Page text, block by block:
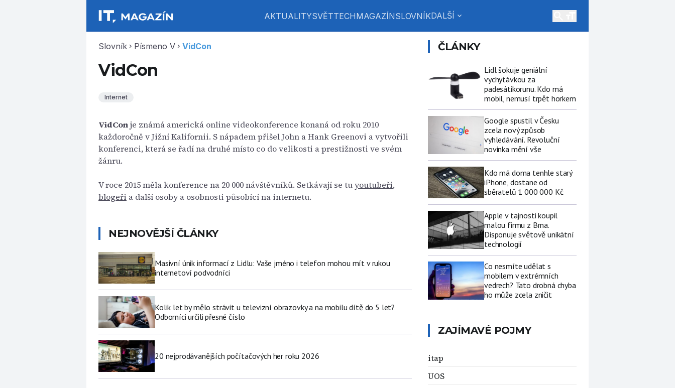
AKTUALITYSVĚTTECHMAGAZÍNSLOVNÍKDALŠÍ expand_more
Slovník chevron_right Písmeno V chevron_right VidCon
VidCon
Internet
VidConje známá americká online videokonference konaná od roku 2010
každoročně v Jižní Kalifornii. S nápadem přišel John a Hank Greenovi a vytvořili
konferenci, která se řadí na druhé místo co do velikosti a prestižnosti ve svém
žánru.
V roce 2015 měla konference na 20 000 návštěvníků. Setkávají se tuyoutubeři,
blogeři a další osoby a osobnosti působící na internetu.
NEJNOVĚJŠÍ ČLÁNKY
Masivní únik informací z Lidlu: Vaše jméno i telefon mohou mít v rukou
internetoví podvodníci
Kolik let by mělo strávit u televizní obrazovky a na mobilu dítě do 5 let?
Odborníci určili přesné číslo
20 nejprodávanějších počítačových her roku 2026
ČLÁNKY
Lidl šokuje geniální
vychytávkou za
padesátikorunu. Kdo má
mobil, nemusí trpět horkem
Google spustil v Česku
zcela nový způsob
vyhledávání. Revoluční
novinka mění vše
Kdo má doma tenhle starý
iPhone, dostane od
sběratelů 1 000 000 Kč
Apple v tajnosti koupil
malou firmu z Brna.
Disponuje světově unikátní
technologií
Co nesmíte udělat s
mobilem v extrémních
vedrech? Tato drobná chyba
ho může zcela zničit
ZAJÍMAVÉ POJMY
itap
UOS